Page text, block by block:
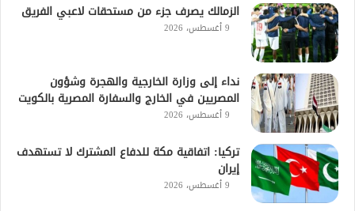
الزمالك يصرف جزء من مستحقات لاعبي الفريق
9 أغسطس، 2026
نداء إلى وزارة الخارجية والهجرة وشؤون
المصريين في الخارج والسفارة المصرية بالكويت
9 أغسطس، 2026
تركيا: اتفاقية مكة للدفاع المشترك لا تستهدف
إيران
9 أغسطس، 2026